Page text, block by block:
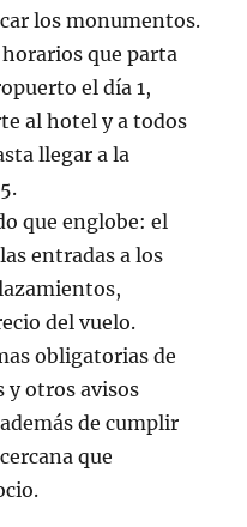
los monumentos.
que parta
el día 1,
al hotel y a todos
llegar a la
que englobe: el
entradas a los
del vuelo.
obligatorias de
y otros avisos
de cumplir
que